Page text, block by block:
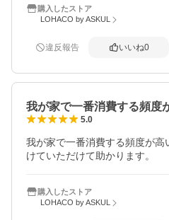
購入したストア
LOHACO by ASKUL
違反報告 いいね0
我が家で一番消費する頻度
5.0
我が家で一番消費する頻度が高
けていただけて助かります。
購入したストア
LOHACO by ASKUL